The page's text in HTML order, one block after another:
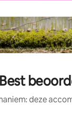
Best
deze